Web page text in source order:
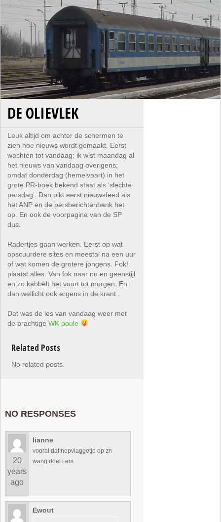
DE OLIEVLEK
Leuk altijd om achter de schermen te
zien hoe nieuws wordt gemaakt. Eerst
wachten tot vandaag; ik wist maandag al
het nieuws van vandaag overigens;
omdat donderdag (hemelvaart) in het
grote PR-boek bekend staat als ‘slechte
persdag’. Dan pikt eerst nieuwsfeed als
het ANP en de persberichtenbank het
op. En ook de voorpagina van de SP
dus.
Radertjes gaan werken. Eerst op wat
opscuurdere sites en meestal na een uur
of wat komen de grotere jongens. Fok!
plaatst alles. Van fok naar nu en geenstijl
en zo kabbelt het voort tot morgen. En
dan wellicht ook ergens in de krant .
Dat was de les van vandaag weer met
de prachtigeWK poule
Related Posts
No related posts.
NO RESPONSES
20
years
ago
lianne
vooral dat nepvlaggetje op zn
wang doet t em
Ewout